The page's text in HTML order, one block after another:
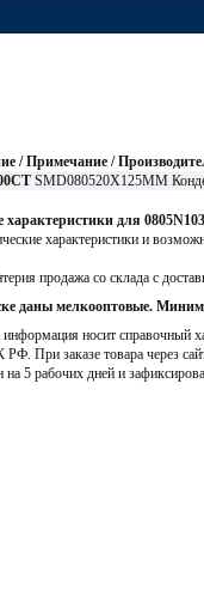
/ Примечание /
SMD080520X125MM
характеристики для
характеристики и
продажа со склада с
даны мелкооптовые.
носит справочный
РФ. При заказе товара через
на 5 рабочих дней и